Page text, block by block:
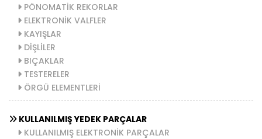
PÖNOMATİK REKORLAR
ELEKTRONİK VALFLER
KAYIŞLAR
DİŞLİLER
BIÇAKLAR
TESTERELER
ÖRGÜ ELEMENTLERİ
KULLANILMIŞ YEDEK PARÇALAR
KULLANILMIŞ ELEKTRONİK PARÇALAR